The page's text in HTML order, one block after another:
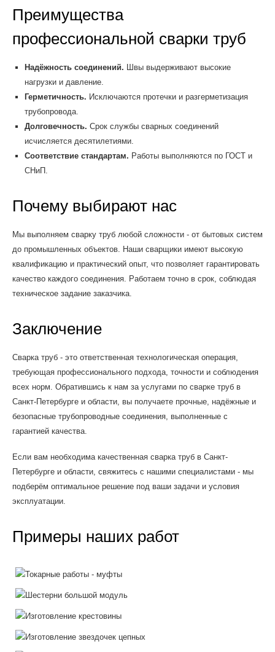
Преимущества
профессиональной сварки труб
Надёжность соединений. Швы выдерживают высокие
нагрузки и давление.
Герметичность. Исключаются протечки и разгерметизация
трубопровода.
Долговечность. Срок службы сварных соединений
исчисляется десятилетиями.
Соответствие стандартам. Работы выполняются по ГОСТ и
СНиП.
Почему выбирают нас
Мы выполняем сварку труб любой сложности - от бытовых систем
до промышленных объектов. Наши сварщики имеют высокую
квалификацию и практический опыт, что позволяет гарантировать
качество каждого соединения. Работаем точно в срок, соблюдая
техническое задание заказчика.
Заключение
Сварка труб - это ответственная технологическая операция,
требующая профессионального подхода, точности и соблюдения
всех норм. Обратившись к нам за услугами по сварке труб в
Санкт-Петербурге и области, вы получаете прочные, надёжные и
безопасные трубопроводные соединения, выполненные с
гарантией качества.
Если вам необходима качественная сварка труб в Санкт-
Петербурге и области, свяжитесь с нашими специалистами - мы
подберём оптимальное решение под ваши задачи и условия
эксплуатации.
Примеры наших работ